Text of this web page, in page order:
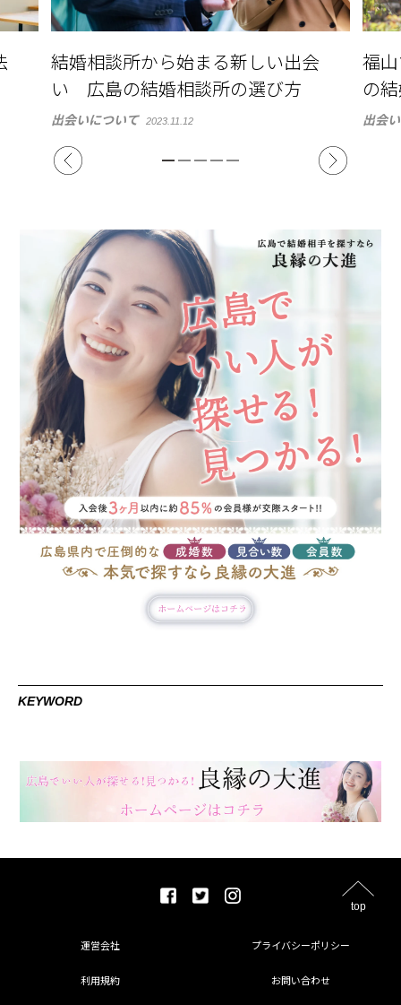
結婚相談所から始まる新しい出会
い 広島の結婚相談所の選び方
出会いについて 2023.11.12
福
の
出会
KEYWORD
top
運営会社 プライバシーポリシー
利用規約 お問い合わせ